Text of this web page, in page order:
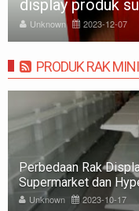
display produk
Unknown 2023-12-07
PRODUK RAK
Rak Minimarket:
Memilih
Unknown 2023-10-09